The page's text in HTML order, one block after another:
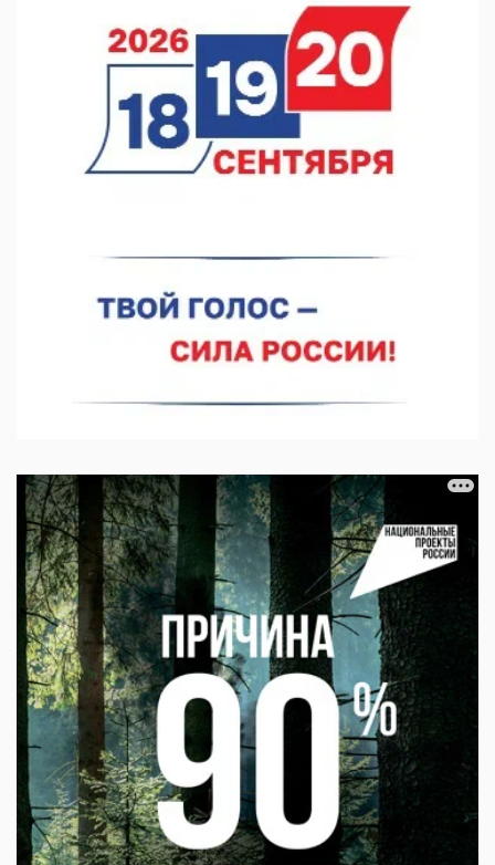
покраской телебашни
07.08.2026 11:20
В автобусах Арзамаса устанавливают терминалы оплаты
07.08.2026 11:03